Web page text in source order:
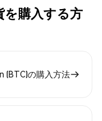
を購入する方
(BTC)の購入方法